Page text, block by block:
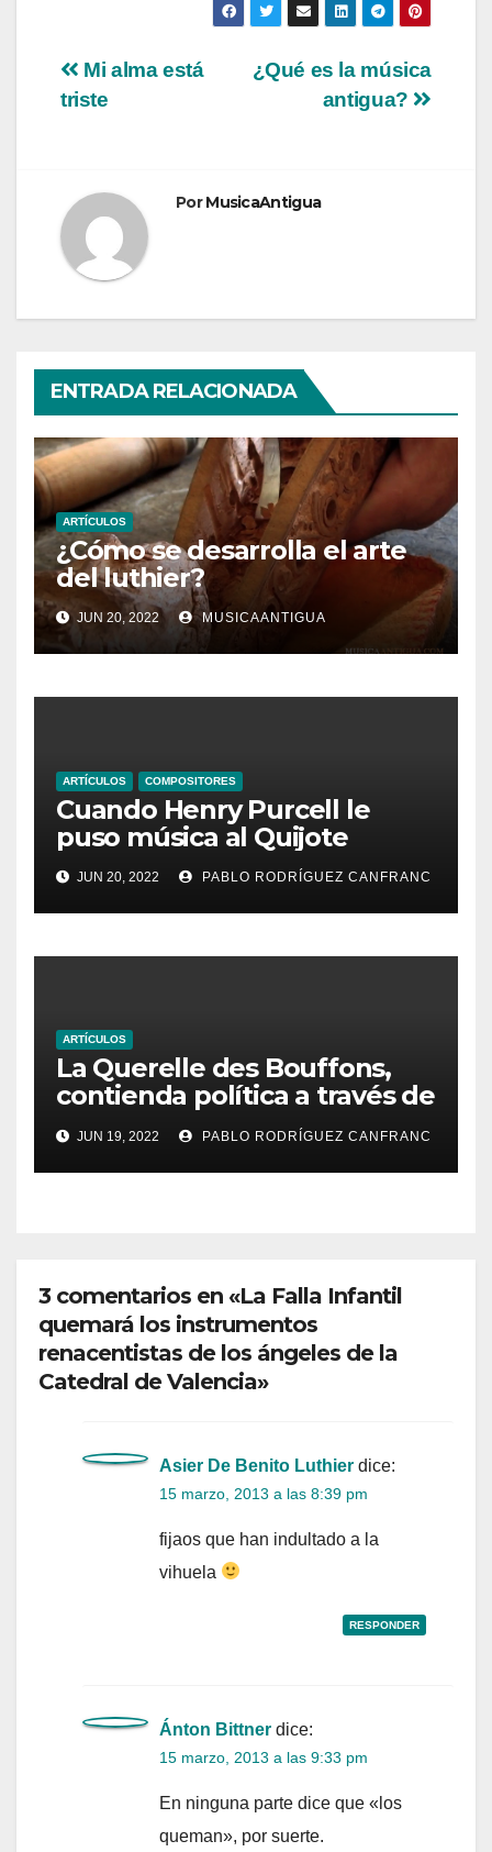
Navegación¿Qué es la música
antigua?
Mi alma está
triste
PorMusicaAntigua
ENTRADA RELACIONADA
ARTÍCULOS
¿Cómo se desarrolla el arte
del luthier?
JUN 20, 2022 MUSICAANTIGUA
ARTÍCULOS COMPOSITORES
Cuando Henry Purcell le
puso música al Quijote
JUN 20, 2022 PABLO RODRÍGUEZ CANFRANC
ARTÍCULOS
La Querelle des Bouffons,
contienda política a través de
la ópera
JUN 19, 2022 PABLO RODRÍGUEZ CANFRANC
3 comentarios en «La Falla Infantil
quemará los instrumentos
renacentistas de los ángeles de la
Catedral de Valencia»
Asier De Benito Luthier dice:
15 marzo, 2013 a las 8:39 pm
fijaos que han indultado a la
vihuela
RESPONDER
Ánton Bittner dice:
15 marzo, 2013 a las 9:33 pm
En ninguna parte dice que «los
queman», por suerte.